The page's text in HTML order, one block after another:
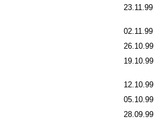
23.11.99
02.11.99
26.10.99
19.10.99
12.10.99
05.10.99
28.09.99